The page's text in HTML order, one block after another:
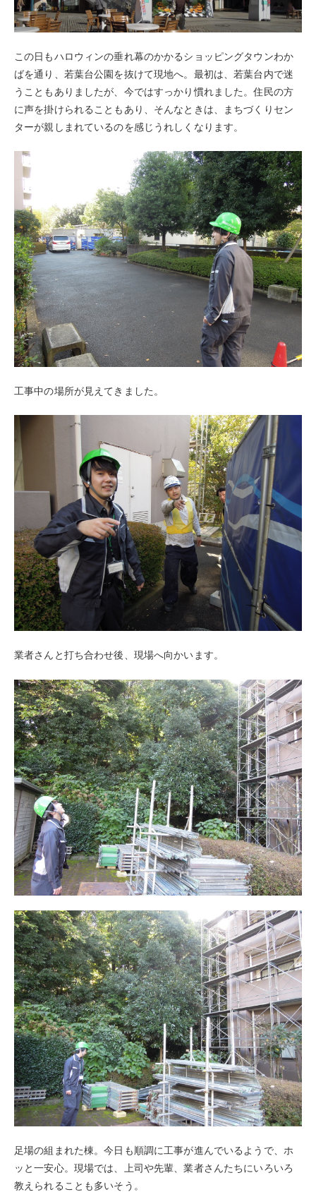
この日もハロウィンの垂れ幕のかかるショッピングタウンわか
ばを通り、若葉台公園を抜けて現地へ。最初は、若葉台内で迷
うこともありましたが、今ではすっかり慣れました。住民の方
に声を掛けられることもあり、そんなときは、まちづくりセン
ターが親しまれているのを感じうれしくなります。
工事中の場所が見えてきました。
業者さんと打ち合わせ後、現場へ向かいます。
足場の組まれた棟。今日も順調に工事が進んでいるようで、ホ
ッと一安心。現場では、上司や先輩、業者さんたちにいろいろ
教えられることも多いそう。